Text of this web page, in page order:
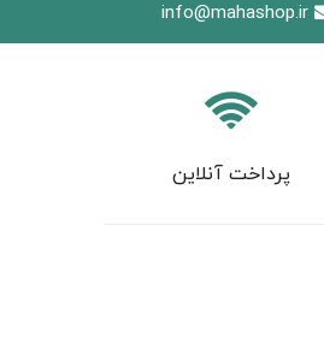
info@mahashop.ir
پرداخت آنلاین